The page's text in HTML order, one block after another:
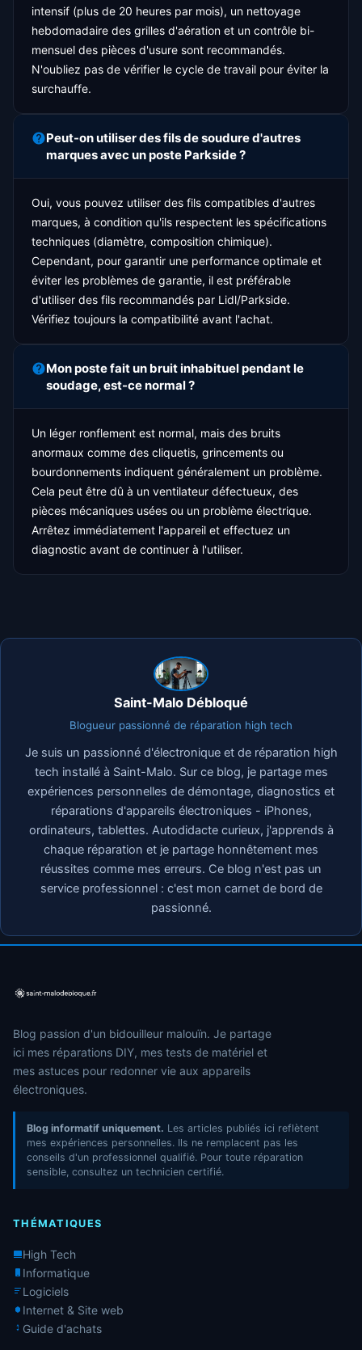
intensif (plus de 20 heures par mois), un nettoyage
hebdomadaire des grilles d'aération et un contrôle bi-
mensuel des pièces d'usure sont recommandés.
N'oubliez pas de vérifier le cycle de travail pour éviter la
surchauffe.
Peut-on utiliser des fils de soudure d'autres
marques avec un poste Parkside ?
Oui, vous pouvez utiliser des fils compatibles d'autres
marques, à condition qu'ils respectent les spécifications
techniques (diamètre, composition chimique).
Cependant, pour garantir une performance optimale et
éviter les problèmes de garantie, il est préférable
d'utiliser des fils recommandés par Lidl/Parkside.
Vérifiez toujours la compatibilité avant l'achat.
Mon poste fait un bruit inhabituel pendant le
soudage, est-ce normal ?
Un léger ronflement est normal, mais des bruits
anormaux comme des cliquetis, grincements ou
bourdonnements indiquent généralement un problème.
Cela peut être dû à un ventilateur défectueux, des
pièces mécaniques usées ou un problème électrique.
Arrêtez immédiatement l'appareil et effectuez un
diagnostic avant de continuer à l'utiliser.
Saint-Malo Débloqué
Blogueur passionné de réparation high tech
Je suis un passionné d'électronique et de réparation high
tech installé à Saint-Malo. Sur ce blog, je partage mes
expériences personnelles de démontage, diagnostics et
réparations d'appareils électroniques - iPhones,
ordinateurs, tablettes. Autodidacte curieux, j'apprends à
chaque réparation et je partage honnêtement mes
réussites comme mes erreurs. Ce blog n'est pas un
service professionnel : c'est mon carnet de bord de
passionné.
Blog passion d'un bidouilleur malouïn. Je partage
ici mes réparations DIY, mes tests de matériel et
mes astuces pour redonner vie aux appareils
électroniques.
Blog informatif uniquement. Les articles publiés ici reflètent
mes expériences personnelles. Ils ne remplacent pas les
conseils d'un professionnel qualifié. Pour toute réparation
sensible, consultez un technicien certifié.
THÉMATIQUES
High Tech
Informatique
Logiciels
Internet & Site web
Guide d'achats